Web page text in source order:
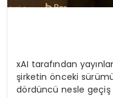
xAI tarafından
şirketin önceki
dördüncü nesle geçiş